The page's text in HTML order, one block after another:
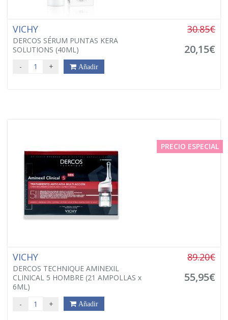
VICHY
DERCOS SÉRUM PUNTAS KERA
SOLUTIONS (40ML)
30.85€
20,15€
- + Añadir
PRECIO ESPECIAL
VICHY
DERCOS TECHNIQUE AMINEXIL
CLINICAL 5 HOMBRE (21 AMPOLLAS x
6ML)
89.20€
55,95€
- + Añadir